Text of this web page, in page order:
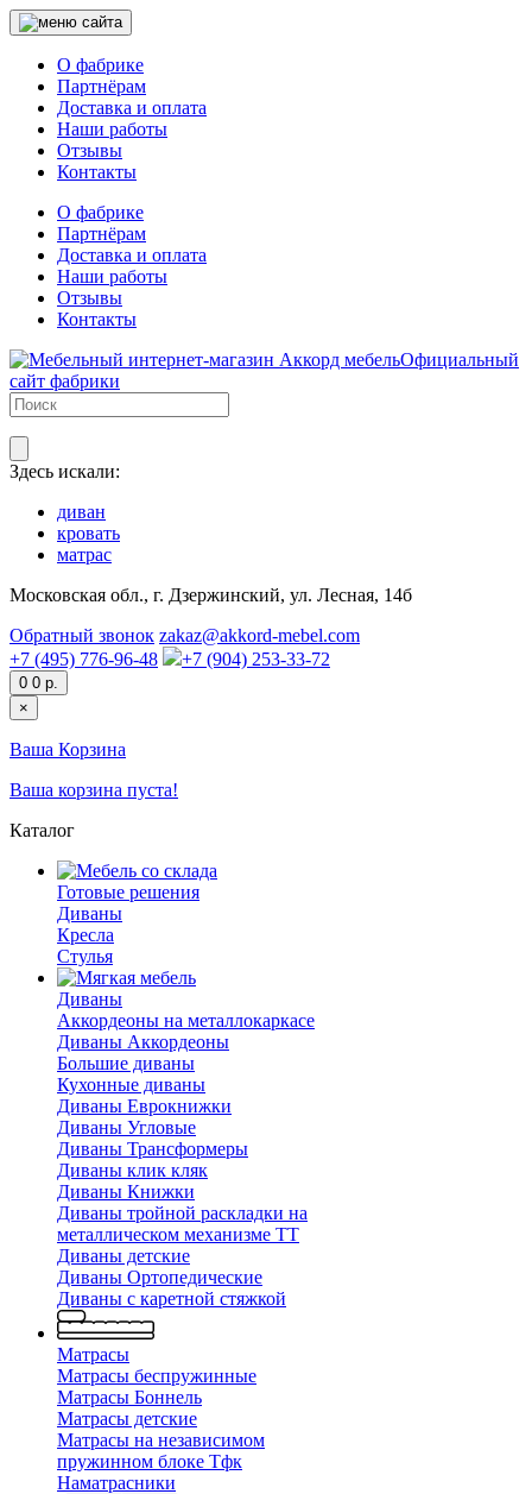
О фабрике
Партнёрам
Доставка и оплата
Наши работы
Отзывы
Контакты
О фабрике
Партнёрам
Доставка и оплата
Наши работы
Отзывы
Контакты
Официальный
сайт фабрики
Здесь искали:
диван
кровать
матрас
Московская обл., г. Дзержинский, ул. Лесная, 14б
Обратный звонок zakaz@akkord-mebel.com
+7 (495) 776-96-48
+7 (904) 253-33-72
0 0 р.
×
Ваша Корзина
Ваша корзина пуста!
Каталог
Готовые решения
Диваны
Кресла
Стулья
Диваны
Аккордеоны на металлокаркасе
Диваны Аккордеоны
Большие диваны
Кухонные диваны
Диваны Еврокнижки
Диваны Угловые
Диваны Трансформеры
Диваны клик кляк
Диваны Книжки
Диваны тройной раскладки на
металлическом механизме ТТ
Диваны детские
Диваны Ортопедические
Диваны с каретной стяжкой
Матрасы
Матрасы беспружинные
Матрасы Боннель
Матрасы детские
Матрасы на независимом
пружинном блоке Тфк
Наматрасники